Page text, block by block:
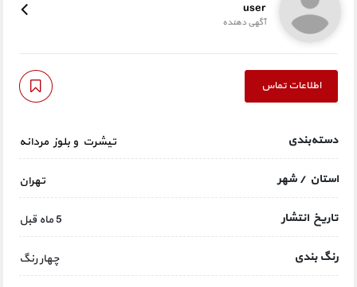
user
آگهی دهنده
اطلاعات تماس
دسته‌بندی تیشرت و بلوز مردانه
استان / شهر تهران
تاریخ انتشار 5 ماه قبل
رنگ بندی چهار رنگ